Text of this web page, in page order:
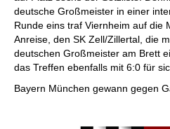
deutsche Großmeister in einer
Runde eins traf Viernheim auf die
Anreise, den SK Zell/Zillertal, die
deutschen Großmeister am Brett
das Treffen ebenfalls mit 6:0 für
Bayern München gewann gegen